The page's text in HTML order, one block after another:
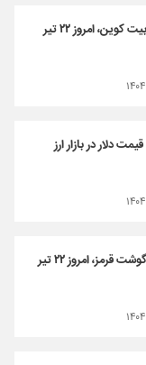
قیمت بیت کوین، امروز ۲۲ تیر
۲۲
دلار در بازار ارز
۲۲
قیمت گوشت قرمز، امروز ۲۲ تیر
۲۲